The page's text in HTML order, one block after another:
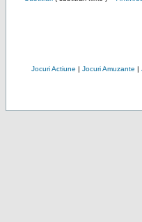
Jocuri Actiune | Jocuri Amuzante |